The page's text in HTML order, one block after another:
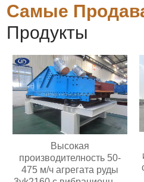
Самые
Продукты
Высокая
производителность 50-
475 м/ч агрегата руды